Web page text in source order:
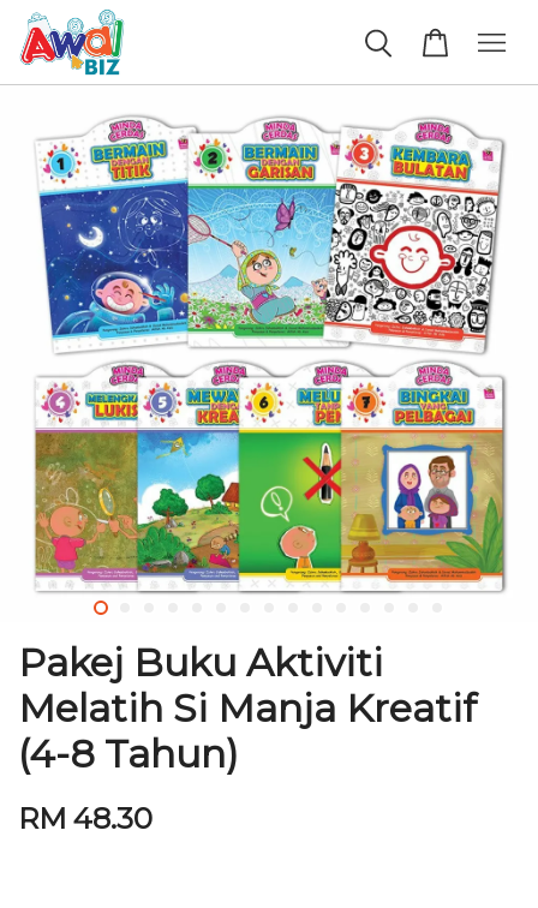
Pakej Buku Aktiviti
Melatih Si Manja Kreatif
(4-8 Tahun)
RM 48.30